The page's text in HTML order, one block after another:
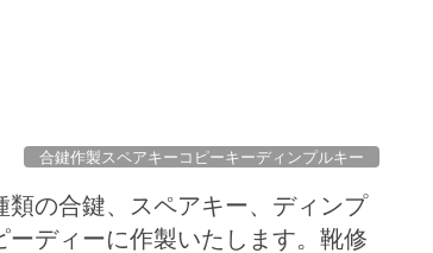
合鍵作製スペアキーコピーキーディンプルキー
の合鍵、スペアキー、ディンプ
ディーに作製いたします。靴修